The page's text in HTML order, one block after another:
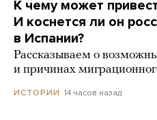
К чему может
И коснется ли он
в Испании?
Рассказываем о
и причинах
ИСТОРИИ 14 часов назад